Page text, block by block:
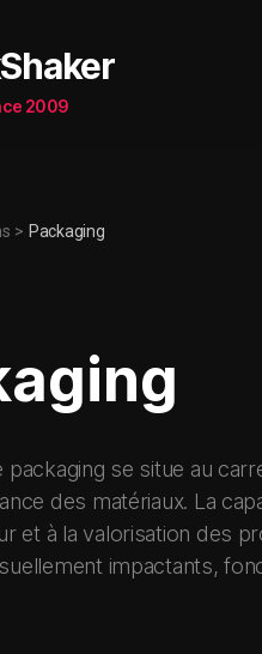
2009
> Packaging
packaging se situe au
des matériaux. La
et à la valorisation des
impactants,